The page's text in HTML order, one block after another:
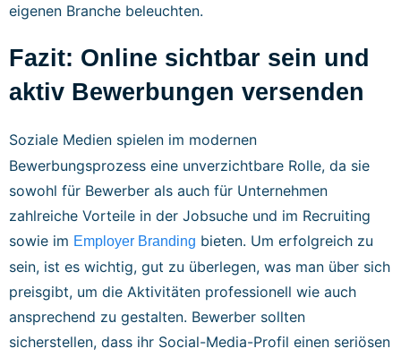
eigenen Branche beleuchten.
Fazit: Online sichtbar sein und
aktiv Bewerbungen versenden
Soziale Medien spielen im modernen
Bewerbungsprozess eine unverzichtbare Rolle, da sie
sowohl für Bewerber als auch für Unternehmen
zahlreiche Vorteile in der Jobsuche und im Recruiting
sowie im Employer Branding bieten. Um erfolgreich zu
sein, ist es wichtig, gut zu überlegen, was man über sich
preisgibt, um die Aktivitäten professionell wie auch
ansprechend zu gestalten. Bewerber sollten
sicherstellen, dass ihr Social-Media-Profil einen seriösen